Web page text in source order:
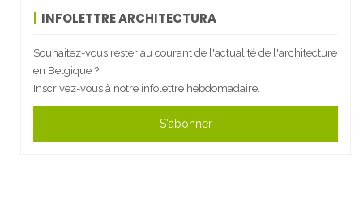
INFOLETTRE ARCHITECTURA
Souhaitez-vous rester au courant de l'actualité de l'architecture
en Belgique ?
Inscrivez-vous à notre infolettre hebdomadaire.
S'abonner